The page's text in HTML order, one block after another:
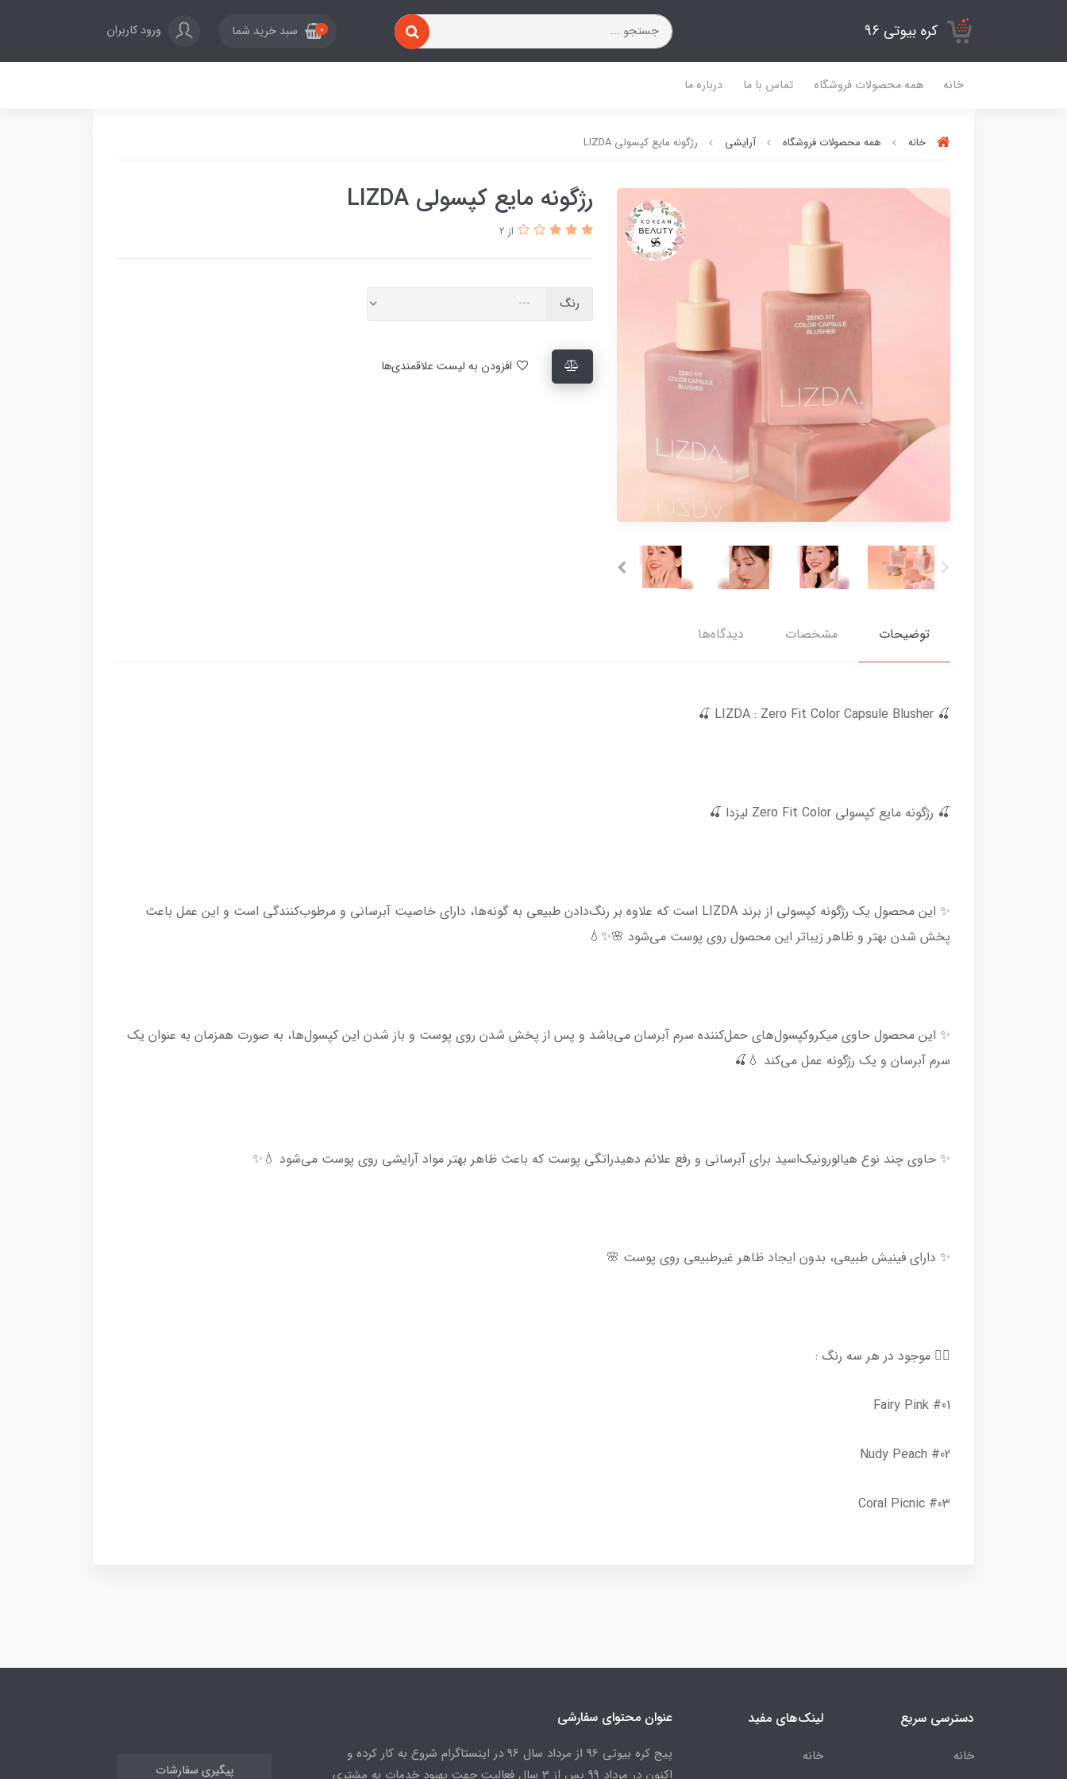
کره بیوتی 96 0 سبد خرید شما ورود کاربران
خانه همه محصولات فروشگاه تماس با ما درباره ما
خانه همه محصولات فروشگاه آرایشی رژگونه مایع کپسولی LIZDA
رژگونه مایع کپسولی LIZDA
از 2
رنگ
توضیحات مشخصات دیدگاه‌ها
🍒 LIZDA : Zero Fit Color Capsule Blusher 🍒
🍒 رژگونه مایع کپسولی Zero Fit Color لیزدا 🍒
✨ این محصول یک رژگونه کپسولی از برند LIZDA است که علاوه بر رنگ‌دادن طبیعی به گونه‌ها، دارای خاصیت آبرسانی و مرطوب‌کنندگی است و این عمل باعث
پخش شدن بهتر و ظاهر زیباتر این محصول روی پوست می‌شود 🌸✨💧
✨ این محصول حاوی میکروکپسول‌های حمل‌کننده سرم آبرسان می‌باشد و پس از پخش شدن روی پوست و باز شدن این کپسول‌ها، به صورت همزمان به عنوان یک
سرم آبرسان و یک رژگونه عمل می‌کند 💧🍒
✨ حاوی چند نوع هیالورونیک‌اسید برای آبرسانی و رفع علائم دهیدراتگی پوست که باعث ظاهر بهتر مواد آرایشی روی پوست می‌شود 💧✨
✨ دارای فینیش طبیعی، بدون ایجاد ظاهر غیرطبیعی روی پوست 🌸
👈🏻 موجود در هر سه رنگ :
#01 Fairy Pink
#02 Nudy Peach
#03 Coral Picnic
دسترسی سریع
خانه
لینک‌های مفید
خانه
عنوان محتوای سفارشی
پیج کره بیوتی 96 از مرداد سال 96 در اینستاگرام شروع به کار کرده و
پیگیری سفارشات